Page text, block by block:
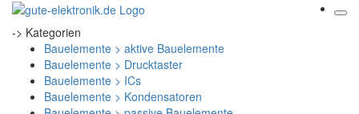
-> Kategorien
Bauelemente > aktive Bauelemente
Bauelemente > Drucktaster
Bauelemente > ICs
Bauelemente > Kondensatoren